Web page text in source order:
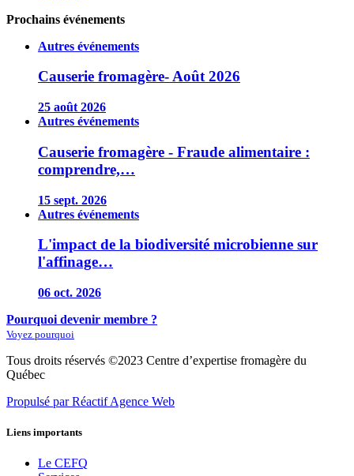
Prochains événements
Autres événements
Causerie fromagère- Août 2026
25 août 2026
Autres événements
Causerie fromagère - Fraude alimentaire :
comprendre,…
15 sept. 2026
Autres événements
L'impact de la biodiversité microbienne sur
l'affinage…
06 oct. 2026
Pourquoi devenir membre ?
Voyez pourquoi
Tous droits réservés ©2023 Centre d’expertise fromagère du
Québec
Propulsé par Réactif Agence Web
Liens importants
Le CEFQ